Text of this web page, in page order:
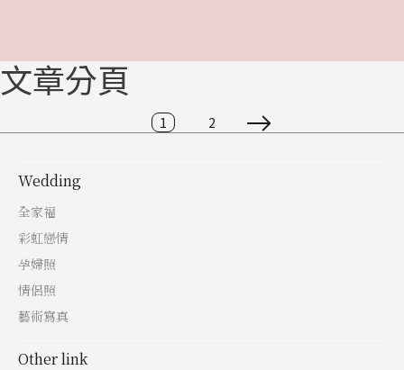
文章分頁
1 2
Wedding
全家福
彩虹戀情
孕婦照
情侶照
藝術寫真
Other link